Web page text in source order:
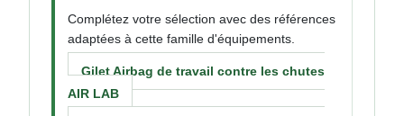
Complétez votre sélection avec des références
adaptées à cette famille d'équipements.
Gilet Airbag de travail contre les chutes
AIR LAB